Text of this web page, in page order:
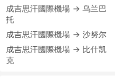
成吉思汗國際機場 → 乌兰巴
托
成吉思汗國際機場 → 沙努尔
成吉思汗國際機場 → 比什凯
克